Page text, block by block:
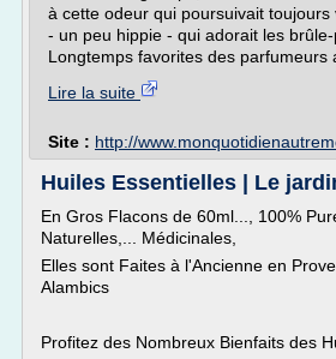
à cette odeur qui poursuivait
- un peu hippie - qui adorait les brûle-
Longtemps favorites des parfumeurs
Lire la suite
Site : http://
Huiles Essentielles | Le
En Gros Flacons de 60ml..., 100%
Naturelles,... Médicinales,
Elles sont Faites à l'Ancienne en
Alambics
Profitez des Nombreux Bienfaits des